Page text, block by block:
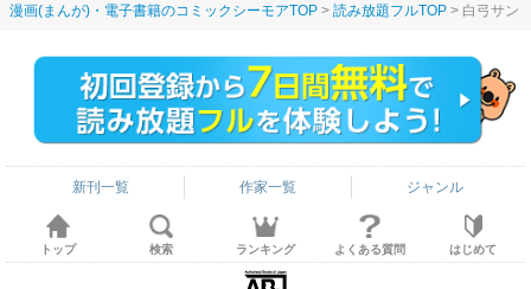
漫画(まんが)・電子書籍のコミックシーモアTOP 読み放題フルTOP 白弓サン
新刊一覧 作家一覧 ジャンル
トップ 検索 ランキング よくある質問 はじめて